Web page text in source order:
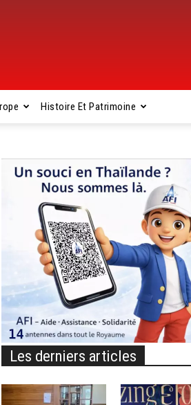
Histoire Et Patrimoine
Les derniers articles